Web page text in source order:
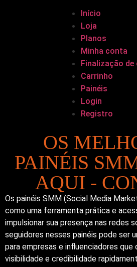
Início
Loja
Planos
Minha conta
Finalização de
Carrinho
Painéis
Login
Registro
OS
PAINÉIS
AQUI -
Os painéis SMM (Social Media
como uma ferramenta prática e
impulsionar sua presença nas redes
seguidores nesses painéis pode ser
para empresas e influenciadores que
visibilidade e credibilidade